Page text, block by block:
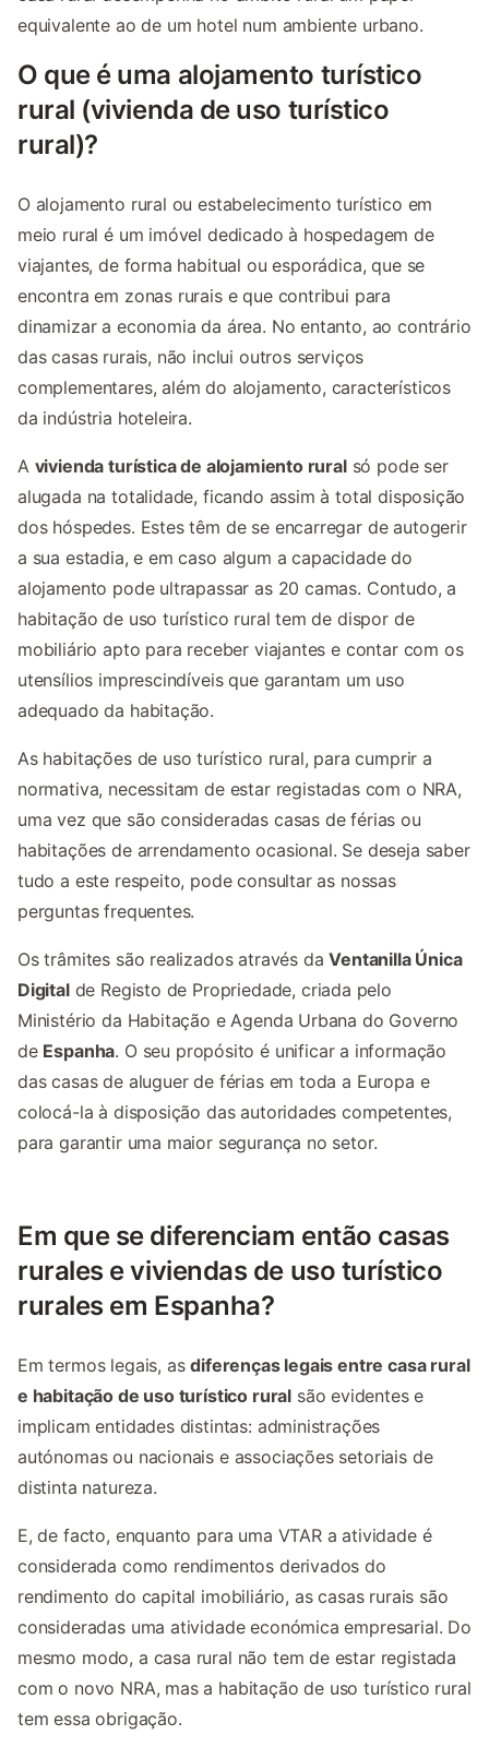
equivalente ao de um hotel num ambiente urbano.
O que é uma alojamento turístico
rural (vivienda de uso turístico
rural)?
O alojamento rural ou estabelecimento turístico em
meio rural é um imóvel dedicado à hospedagem de
viajantes, de forma habitual ou esporádica, que se
encontra em zonas rurais e que contribui para
dinamizar a economia da área. No entanto, ao contrário
das casas rurais, não inclui outros serviços
complementares, além do alojamento, característicos
da indústria hoteleira.
A vivienda turística de alojamiento ruralsó pode ser
alugada na totalidade, ficando assim à total disposição
dos hóspedes. Estes têm de se encarregar de autogerir
a sua estadia, e em caso algum a capacidade do
alojamento pode ultrapassar as 20 camas. Contudo, a
habitação de uso turístico rural tem de dispor de
mobiliário apto para receber viajantes e contar com os
utensílios imprescindíveis que garantam um uso
adequado da habitação.
As habitações de uso turístico rural, para cumprir a
normativa, necessitam de estar registadas com o NRA,
uma vez que são consideradas casas de férias ou
habitações de arrendamento ocasional. Se deseja saber
tudo a este respeito, pode consultar as nossas
perguntas frequentes.
Os trâmites são realizados através daVentanilla Única
Digitalde Registo de Propriedade, criada pelo
Ministério da Habitação e Agenda Urbana do Governo
de Espanha. O seu propósito é unificar a informação
das casas de aluguer de férias em toda a Europa e
colocá-la à disposição das autoridades competentes,
para garantir uma maior segurança no setor.
Em que se diferenciam então casas
rurales e viviendas de uso turístico
rurales em Espanha?
Em termos legais, asdiferenças legais entre casa rural
e habitação de uso turístico rural são evidentes e
implicam entidades distintas: administrações
autónomas ou nacionais e associações setoriais de
distinta natureza.
E, de facto, enquanto para uma VTAR a atividade é
considerada como rendimentos derivados do
rendimento do capital imobiliário, as casas rurais são
consideradas uma atividade económica empresarial. Do
mesmo modo, a casa rural não tem de estar registada
com o novo NRA, mas a habitação de uso turístico rural
tem essa obrigação.